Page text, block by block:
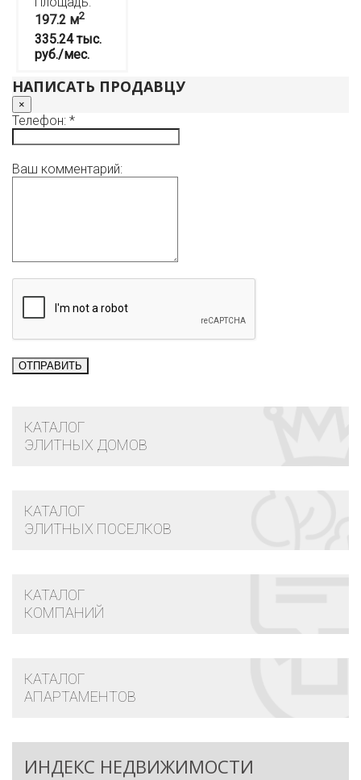
197.2 м2
335.24 тыс.
руб./мес.
НАПИСАТЬ ПРОДАВЦУ
×
Телефон: *
Ваш комментарий:
КАТАЛОГ
ЭЛИТНЫХ ДОМОВ
КАТАЛОГ
ЭЛИТНЫХ ПОСЕЛКОВ
КАТАЛОГ
КОМПАНИЙ
КАТАЛОГ
АПАРТАМЕНТОВ
ИНДЕКС НЕДВИЖИМОСТИ